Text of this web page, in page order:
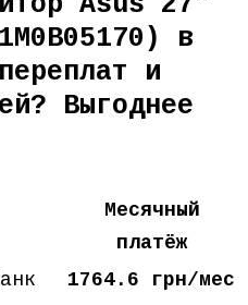
в
и
Выгоднее
Месячный
платёж
1764.6 грн/мес